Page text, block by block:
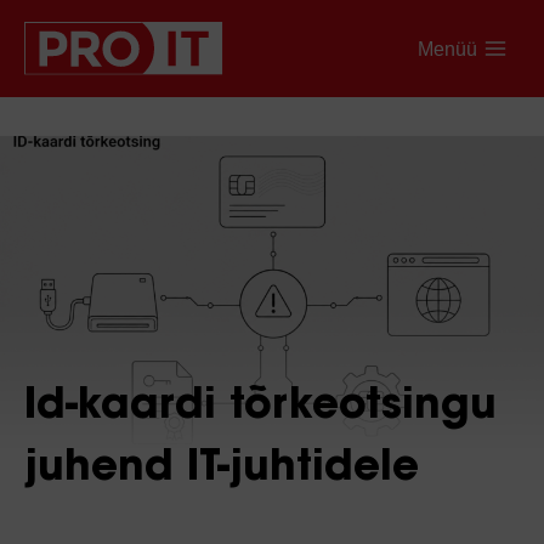
Menüü
Id-kaardi tõrkeotsingu
juhend IT-juhtidele